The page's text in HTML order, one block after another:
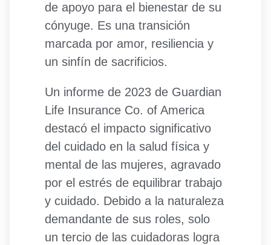
de apoyo para el bienestar de su
cónyuge. Es una transición
marcada por amor, resiliencia y
un sinfín de sacrificios.
Un informe de 2023 de Guardian
Life Insurance Co. of America
destacó el impacto significativo
del cuidado en la salud física y
mental de las mujeres, agravado
por el estrés de equilibrar trabajo
y cuidado. Debido a la naturaleza
demandante de sus roles, solo
un tercio de las cuidadoras logra